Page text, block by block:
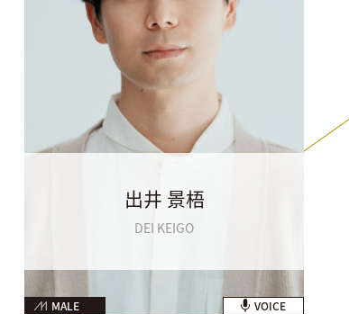
出井 景梧
DEI KEIGO
MALE VOICE